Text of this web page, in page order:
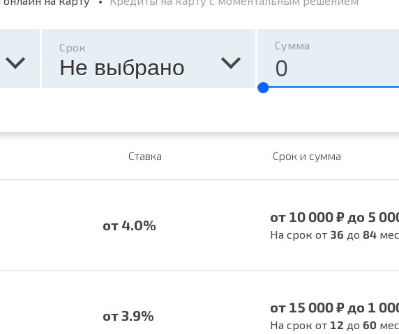
Срок
Не выбрано
Сумма
Ставка Срок и сумма
от 4.0% от 10 000 ₽ до 5
На срок от 36 до 84
от 3.9% от 15 000 ₽ до 1
На срок от 12 до 60